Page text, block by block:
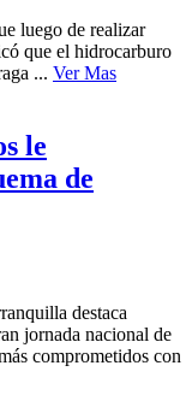
luego de realizar
que el hidrocarburo
... Ver Mas
le
de
destaca
jornada nacional de
comprometidos con